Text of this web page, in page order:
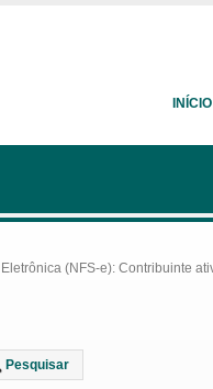
INÍCIO
(NFS-e): Contribuinte
Pesquisar